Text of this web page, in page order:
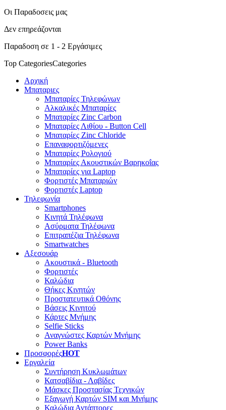
Οι Παραδοσεις μας
Δεν επηρεάζονται
Παραδοση σε 1 - 2 Εργάσιμες
Top CategoriesCategories
Αρχική
Μπαταριες
Μπαταρίες Τηλεφώνων
Αλκαλικές Μπαταρίες
Μπαταρίες Zinc Carbon
Μπαταρίες Λιθίου - Button Cell
Μπαταρίες Zinc Chloride
Επαναφορτιζόμενες
Μπαταρίες Ρολογιού
Μπαταρίες Ακουστικών Βαρηκοΐας
Μπαταρίες για Laptop
Φορτιστές Μπαταριών
Φορτιστές Laptop
Τηλεφωνία
Smartphones
Κινητά Τηλέφωνα
Ασύρματα Τηλέφωνα
Επιτραπέζια Τηλέφωνα
Smartwatches
Αξεσουάρ
Ακουστικά - Bluetooth
Φορτιστές
Καλώδια
Θήκες Κινητών
Προστατευτικά Οθόνης
Βάσεις Κινητού
Κάρτες Μνήμης
Selfie Sticks
Αναγνώστες Καρτών Μνήμης
Power Banks
ΠροσφορέςHOT
Εργαλεία
Συντήρηση Κυκλωμάτων
Κατσαβίδια - Λαβίδες
Μάσκες Προστασίας Τεχνικών
Εξαγωγή Καρτών SIM και Μνήμης
Καλώδια Αντάπτορες